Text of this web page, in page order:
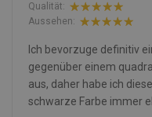
Qualität:
Aussehen:
Ich bevorzuge definitiv
gegenüber einem
aus, daher habe ich
schwarze Farbe immer